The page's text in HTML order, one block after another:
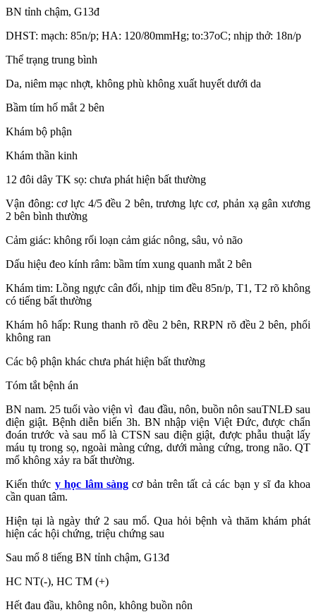
BN tỉnh chậm, G13đ
DHST: mạch: 85n/p; HA: 120/80mmHg; to:37oC; nhịp thở: 18n/p
Thể trạng trung bình
Da, niêm mạc nhợt, không phù không xuất huyết dưới da
Bầm tím hố mắt 2 bên
Khám bộ phận
Khám thần kinh
12 đôi dây TK sọ: chưa phát hiện bất thường
Vận đông: cơ lực 4/5 đều 2 bên, trương lực cơ, phản xạ gân xương
2 bên bình thường
Cảm giác: không rối loạn cảm giác nông, sâu, vỏ não
Dấu hiệu đeo kính râm: bầm tím xung quanh mắt 2 bên
Khám tim: Lồng ngực cân đối, nhịp tim đều 85n/p, T1, T2 rõ không
có tiếng bất thường
Khám hô hấp: Rung thanh rõ đều 2 bên, RRPN rõ đều 2 bên, phổi
không ran
Các bộ phận khác chưa phát hiện bất thường
Tóm tắt bệnh án
BN nam. 25 tuổi vào viện vì đau đầu, nôn, buồn nôn sauTNLĐ sau
điện giật. Bệnh diễn biến 3h. BN nhập viện Việt Đức, được chẩn
đoán trước và sau mổ là CTSN sau điện giật, được phẫu thuật lấy
máu tụ trong sọ, ngoài màng cứng, dưới màng cứng, trong não. QT
mổ không xảy ra bất thường.
Kiến thức y học lâm sàngcơ bản trên tất cả các bạn y sĩ đa khoa
cần quan tâm.
Hiện tại là ngày thứ 2 sau mổ. Qua hỏi bệnh và thăm khám phát
hiện các hội chứng, triệu chứng sau
Sau mổ 8 tiếng BN tỉnh chậm, G13đ
HC NT(-), HC TM (+)
Hết đau đầu, không nôn, không buồn nôn